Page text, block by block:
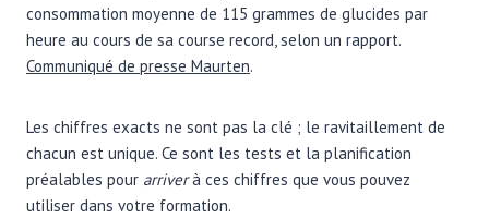
consommation moyenne de 115 grammes de glucides par
heure au cours de sa course record, selon un rapport.
Communiqué de presse Maurten.
Les chiffres exacts ne sont pas la clé ; le ravitaillement de
chacun est unique. Ce sont les tests et la planification
préalables pour arriverà ces chiffres que vous pouvez
utiliser dans votre formation.